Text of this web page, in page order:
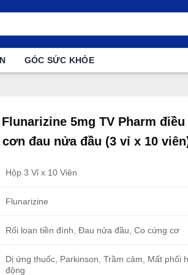
GÓC SỨC KHỎE
5mg TV Pharm
đau nửa đầu (3 vỉ x 10
Hộp 3 Vỉ x 10 Viên
Flunarizine
Rối loạn tiền đình, Đau nửa đầu, Co cứng cơ
Dị ứng thuốc, Parkinson, Trầm cảm, Mất phối
động